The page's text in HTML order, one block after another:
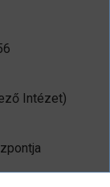
Intézet)